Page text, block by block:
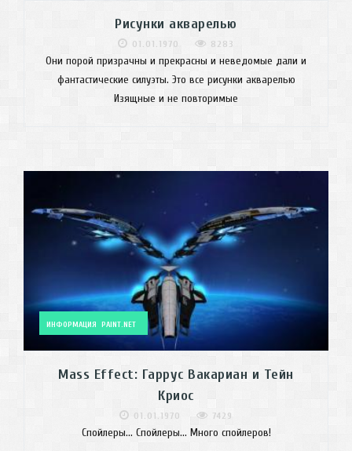
Рисунки акварелью
01.01.1970 8283
Они порой призрачны и прекрасны и неведомые дали и
фантастические силуэты. Это все рисунки акварелью
Изящные и не повторимые
ИНФОРМАЦИЯ PAINT.NET
Mass Effect: Гаррус Вакариан и Тейн
Криос
01.01.1970 7429
Спойлеры... Спойлеры... Много спойлеров!